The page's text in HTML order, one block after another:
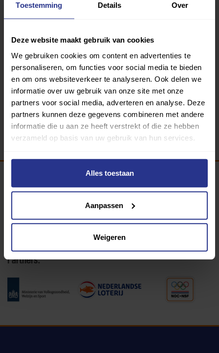
Toestemming Details Over
Deze website maakt gebruik van cookies
We gebruiken cookies om content en advertenties te
personaliseren, om functies voor social media te bieden
en om ons websiteverkeer te analyseren. Ook delen we
informatie over uw gebruik van onze site met onze
partners voor social media, adverteren en analyse. Deze
partners kunnen deze gegevens combineren met andere
informatie die u aan ze heeft verstrekt of die ze hebben
verzameld op basis van uw gebruik van hun services.
Alles toestaan
Aanpassen
Weigeren
Inloggen
Programma van:
Partners: